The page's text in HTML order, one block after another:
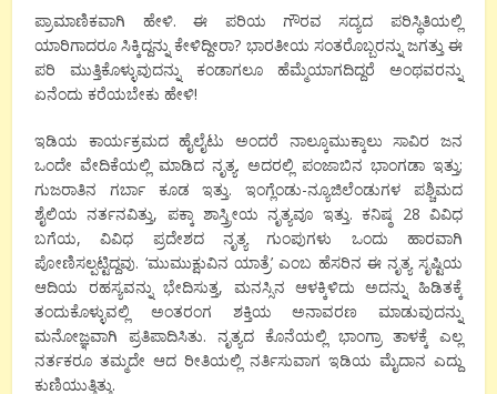
ಪ್ರಾಮಾಣಿಕವಾಗಿ ಹೇಳಿ. ಈ ಪರಿಯ ಗೌರವ ಸದ್ಯದ ಪರಿಸ್ಥಿತಿಯಲ್ಲಿ
ಯಾರಿಗಾದರೂ ಸಿಕ್ಕಿದ್ದನ್ನು ಕೇಳಿದ್ದೀರಾ? ಭಾರತೀಯ ಸಂತರೊಬ್ಬರನ್ನು ಜಗತ್ತು ಈ
ಪರಿ ಮುತ್ತಿಕೊಳ್ಳುವುದನ್ನು ಕಂಡಾಗಲೂ ಹೆಮ್ಮೆಯಾಗದಿದ್ದರೆ ಅಂಥವರನ್ನು
ಏನೆಂದು ಕರೆಯಬೇಕು ಹೇಳಿ!
ಇಡಿಯ ಕಾರ್ಯಕ್ರಮದ ಹೈಲೈಟು ಅಂದರೆ ನಾಲ್ಕೂಮುಕ್ಕಾಲು ಸಾವಿರ ಜನ
ಒಂದೇ ವೇದಿಕೆಯಲ್ಲಿ ಮಾಡಿದ ನೃತ್ಯ. ಅದರಲ್ಲಿ ಪಂಜಾಬಿನ ಭಾಂಗಡಾ ಇತ್ತು;
ಗುಜರಾತಿನ ಗರ್ಬಾ ಕೂಡ ಇತ್ತು. ಇಂಗ್ಲೆಂಡು-ನ್ಯೂಜಿಲೆಂಡುಗಳ ಪಶ್ಚಿಮದ
ಶೈಲಿಯ ನರ್ತನವಿತ್ತು, ಪಕ್ಕಾ ಶಾಸ್ತ್ರೀಯ ನೃತ್ಯವೂ ಇತ್ತು. ಕನಿಷ್ಠ 28 ವಿವಿಧ
ಬಗೆಯ, ವಿವಿಧ ಪ್ರದೇಶದ ನೃತ್ಯ ಗುಂಪುಗಳು ಒಂದು ಹಾರವಾಗಿ
ಪೋಣಿಸಲ್ಪಟ್ಟಿದ್ದವು. ‘ಮುಮುಕ್ಷುವಿನ ಯಾತ್ರೆ’ ಎಂಬ ಹೆಸರಿನ ಈ ನೃತ್ಯ ಸೃಷ್ಟಿಯ
ಆದಿಯ ರಹಸ್ಯವನ್ನು ಭೇದಿಸುತ್ತ, ಮನಸ್ಸಿನ ಆಳಕ್ಕಿಳಿದು ಅದನ್ನು ಹಿಡಿತಕ್ಕೆ
ತಂದುಕೊಳ್ಳುವಲ್ಲಿ ಅಂತರಂಗ ಶಕ್ತಿಯ ಅನಾವರಣ ಮಾಡುವುದನ್ನು
ಮನೋಜ್ಞವಾಗಿ ಪ್ರತಿಪಾದಿಸಿತು. ನೃತ್ಯದ ಕೊನೆಯಲ್ಲಿ ಭಾಂಗ್ರಾ ತಾಳಕ್ಕೆ ಎಲ್ಲ
ನರ್ತಕರೂ ತಮ್ಮದೇ ಆದ ರೀತಿಯಲ್ಲಿ ನರ್ತಿಸುವಾಗ ಇಡಿಯ ಮೈದಾನ ಎದ್ದು
ಕುಣಿಯುತ್ತಿತ್ತು.